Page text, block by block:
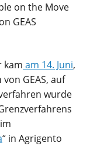
on the Move
GEAS
kam am 14. Juni,
GEAS, auf
wurde
“ in Agrigento